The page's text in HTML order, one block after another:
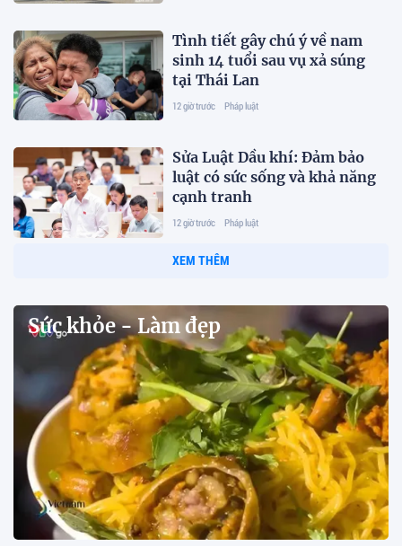
Tình tiết gây chú ý về nam
sinh 14 tuổi sau vụ xả súng
tại Thái Lan
12 giờ trước Pháp luật
Sửa Luật Dầu khí: Đảm bảo
luật có sức sống và khả năng
cạnh tranh
12 giờ trước Pháp luật
XEM THÊM
Sức khỏe - Làm đẹp